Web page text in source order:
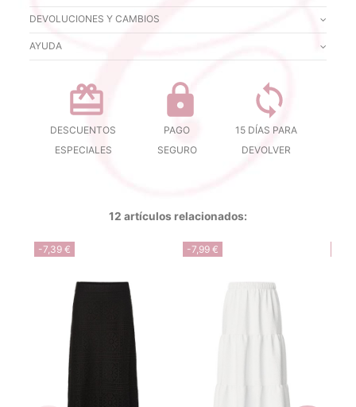
DEVOLUCIONES Y CAMBIOS
AYUDA
DESCUENTOS
ESPECIALES
PAGO
SEGURO
15 DÍAS PARA
DEVOLVER
12 artículos relacionados:
-7,39 € -7,99 €